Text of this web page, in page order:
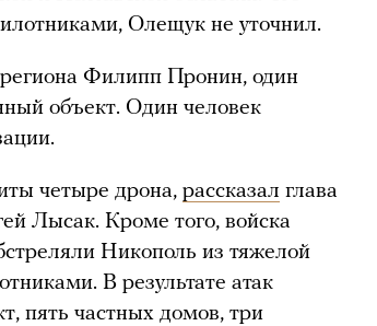
Олещук не уточнил.
региона Филипп Пронин, один
объект. Один человек
четыре дрона, рассказал глава
Лысак. Кроме того, войска
Никополь из тяжелой
В результате атак
пять частных домов, три